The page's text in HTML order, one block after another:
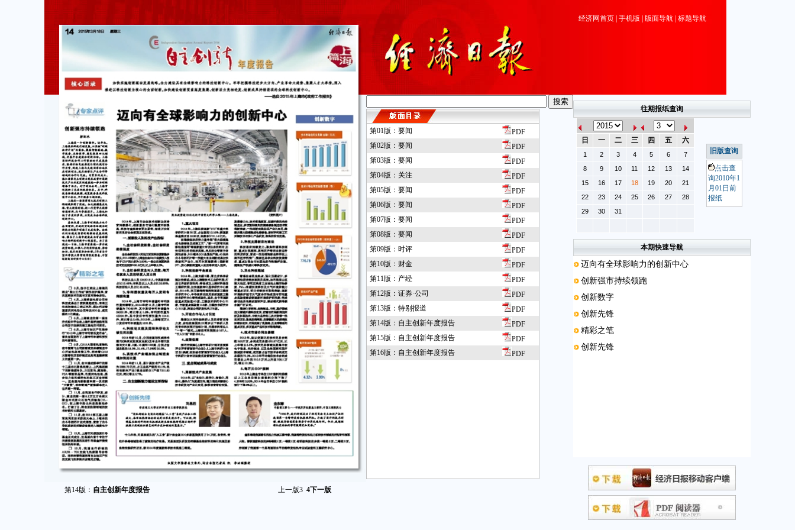
第14版： 自主创新年度报告 上一版3 4下一版
经济网首页 手机版 版面导航 标题导航
第01版：要闻
PDF
第02版：要闻
PDF
第03版：要闻
PDF
第04版：关注
PDF
第05版：要闻
PDF
第06版：要闻
PDF
第07版：要闻
PDF
第08版：要闻
PDF
第09版：时评
PDF
第10版：财金
PDF
第11版：产经
PDF
第12版：证券·公司
PDF
第13版：特别报道
PDF
第14版：自主创新年度报告
PDF
第15版：自主创新年度报告
PDF
第16版：自主创新年度报告
PDF
往期报纸查询
日 一 二 三 四 五 六
1 2 3 4 5 6
7
8
9 10 11 12 13
14
15
16 17 18 19 20
21
22
23 24 25 26 27
28
29
30 31
旧版查询
点击查
询2010年1
月01日前
报纸
本期快速导航
迈向有全球影响力的创新中心
创新强市持续领跑
创新数字
创新先锋
精彩之笔
创新先锋